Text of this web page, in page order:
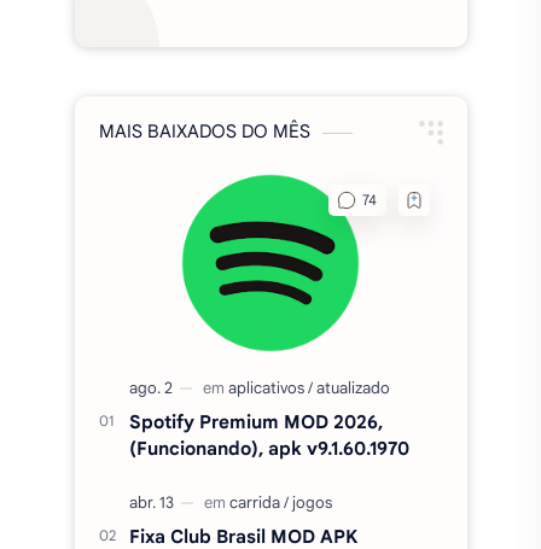
MAIS BAIXADOS DO MÊS
Spotify Premium MOD 2026,
(Funcionando), apk v9.1.60.1970
Fixa Club Brasil MOD APK